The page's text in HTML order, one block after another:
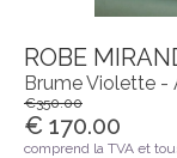
ROBE
Brume Violette -
€350.00
€ 170.00
comprend la TVA et